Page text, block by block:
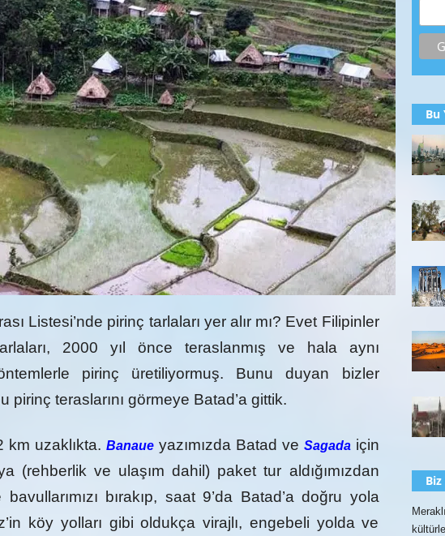
Listesi’nde pirinç tarlaları yer alır mı? Evet Filipinler
2000 yıl önce teraslanmış ve hala aynı
pirinç üretiliyormuş. Bunu duyan bizler
pirinç teraslarını görmeye Batad’a gittik.
km uzaklıkta. Banaue yazımızda Batad ve Sagadaiçin
(rehberlik ve ulaşım dahil) paket tur aldığımızdan
bırakıp, saat 9’da Batad’a doğru yola
köy yolları gibi oldukça virajlı, engebeli yolda ve
Bu